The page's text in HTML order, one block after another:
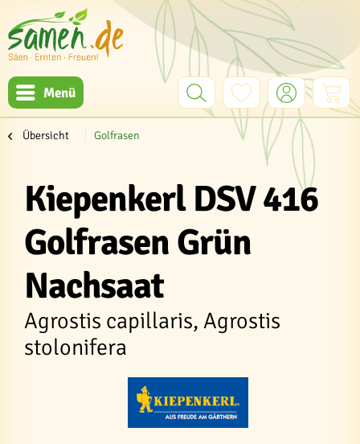
Menü
Übersicht Golfrasen
Kiepenkerl DSV 416
Golfrasen Grün
Nachsaat
Agrostis capillaris, Agrostis
stolonifera